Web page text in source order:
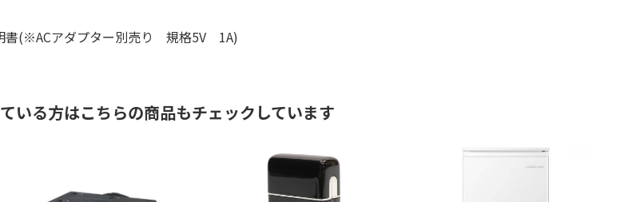
書(※ACアダプター別売り 規格5V 1A)
いる方はこちらの商品もチェックしています